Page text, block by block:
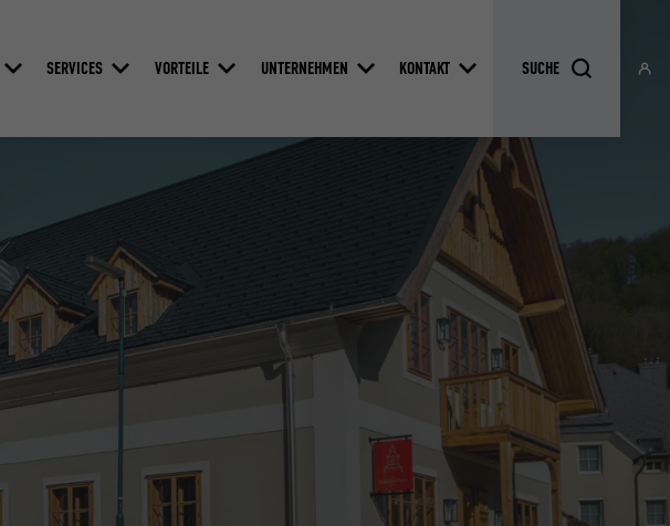
SERVICES VORTEILE UNTERNEHMEN KONTAKT